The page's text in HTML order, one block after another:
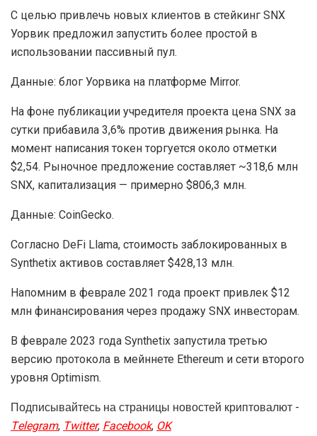
С целью привлечь новых клиентов в стейкинг SNX
Уорвик предложил запустить более простой в
использовании пассивный пул.
Данные: блог Уорвика на платформе Mirror.
На фоне публикации учредителя проекта цена SNX за
сутки прибавила 3,6% против движения рынка. На
момент написания токен торгуется около отметки
$2,54. Рыночное предложение составляет ~318,6 млн
SNX, капитализация — примерно $806,3 млн.
Данные: CoinGecko.
Согласно DeFi Llama, стоимость заблокированных в
Synthetix активов составляет $428,13 млн.
Напомним в феврале 2021 года проект привлек $12
млн финансирования через продажу SNX инвесторам.
В феврале 2023 года Synthetix запустила третью
версию протокола в мейннете Ethereum и сети второго
уровня Optimism.
Подписывайтесь на страницы новостей криптовалют -
Telegram,Twitter,Facebook,OK